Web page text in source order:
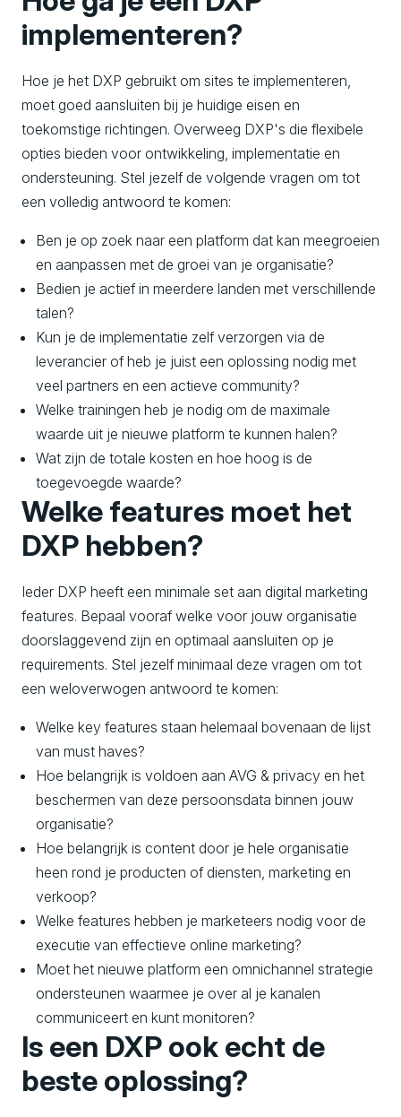
implementeren?
Hoe je het DXP gebruikt om sites te implementeren,
moet goed aansluiten bij je huidige eisen en
toekomstige richtingen. Overweeg DXP's die flexibele
opties bieden voor ontwikkeling, implementatie en
ondersteuning. Stel jezelf de volgende vragen om tot
een volledig antwoord te komen:
Ben je op zoek naar een platform dat kan meegroeien
en aanpassen met de groei van je organisatie?
Bedien je actief in meerdere landen met verschillende
talen?
Kun je de implementatie zelf verzorgen via de
leverancier of heb je juist een oplossing nodig met
veel partners en een actieve community?
Welke trainingen heb je nodig om de maximale
waarde uit je nieuwe platform te kunnen halen?
Wat zijn de totale kosten en hoe hoog is de
toegevoegde waarde?
Welke features moet het
DXP hebben?
Ieder DXP heeft een minimale set aan digital marketing
features. Bepaal vooraf welke voor jouw organisatie
doorslaggevend zijn en optimaal aansluiten op je
requirements. Stel jezelf minimaal deze vragen om tot
een weloverwogen antwoord te komen:
Welke key features staan helemaal bovenaan de lijst
van must haves?
Hoe belangrijk is voldoen aan AVG & privacy en het
beschermen van deze persoonsdata binnen jouw
organisatie?
Hoe belangrijk is content door je hele organisatie
heen rond je producten of diensten, marketing en
verkoop?
Welke features hebben je marketeers nodig voor de
executie van effectieve online marketing?
Moet het nieuwe platform een omnichannel strategie
ondersteunen waarmee je over al je kanalen
communiceert en kunt monitoren?
Is een DXP ook echt de
beste oplossing?